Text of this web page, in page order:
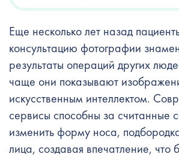
Еще несколько лет назад
консультацию фотографии
результаты операций других
чаще они показывают
искусственным интеллектом.
сервисы способны за считанные
изменить форму носа,
лица, создавая впечатление, что